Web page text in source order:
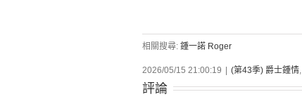
相關搜尋: 鍾一諾 Roger
2026/05/15 21:00:19 (第43季) 爵士鍾情,
評論